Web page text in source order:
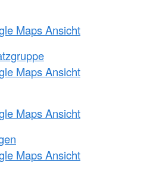
Maps Ansicht
Maps Ansicht
Maps Ansicht
Maps Ansicht